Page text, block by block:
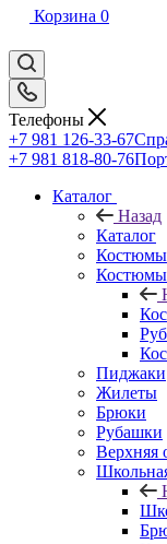
Корзина 0
Телефоны
+7 981 126-33-67
+7 981 818-80-76
Каталог
Назад
Каталог
Костюмы
Костюмы
Пиджаки
Жилеты
Брюки
Рубашки
Верхняя